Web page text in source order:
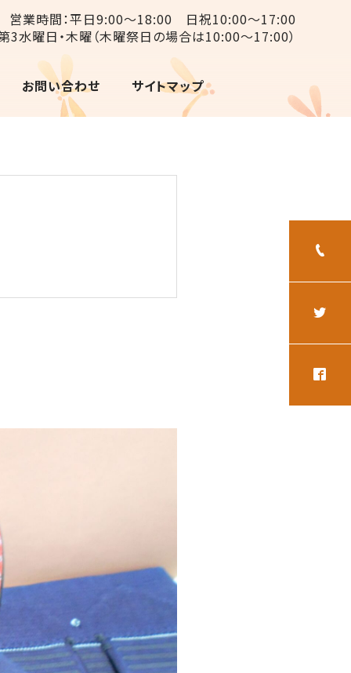
営業時間：平日9:00〜18:00 日祝10:00〜17:00
3水曜日・木曜（木曜祭日の場合は10:00〜17:00）
お問い合わせ サイトマップ